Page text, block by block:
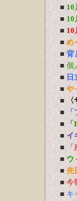
■ 10
■ 10
■ 10
■ め
■ 背
■ 個
■
■ や
■
■
■
■ イ
■
■ ウ
■ 先
■ 今
■ キ